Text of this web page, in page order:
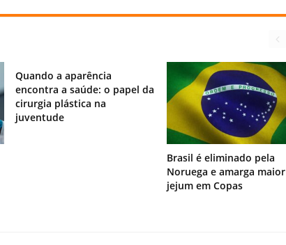
Quando a aparência
encontra a saúde: o papel da
cirurgia plástica na
juventude
Brasil é eliminado pela
Noruega e amarga maior
jejum em Copas